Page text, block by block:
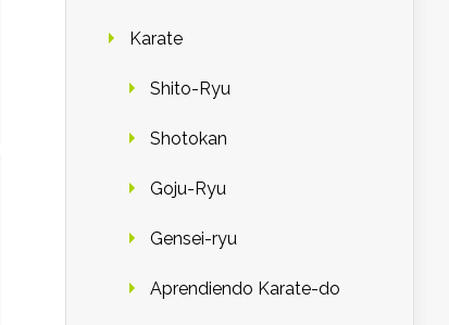
Karate
Shito-Ryu
Shotokan
Goju-Ryu
Gensei-ryu
Aprendiendo Karate-do